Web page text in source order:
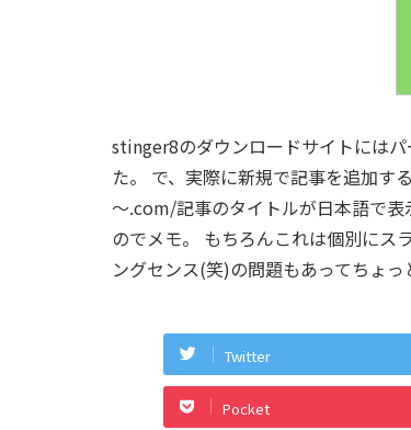
stinger8のダウンロードサイトには
た。 で、実際に新規で記事を追加
～.com/記事のタイトルが日本語で
のでメモ。 もちろんこれは個別にス
ングセンス(笑)の問題もあってちょっ
Twitter
Pocket